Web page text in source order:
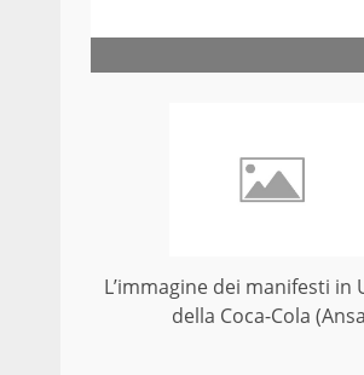
L’immagine dei manifesti in
della Coca-Cola